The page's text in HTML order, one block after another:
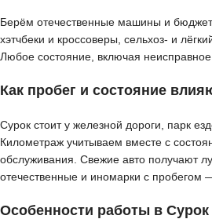
Берём отечественные машины и
хэтчбеки и кроссоверы, сельхоз- и
Любое состояние, включая неисправное.
Как пробег и состояние
Сурок стоит у железной дороги, парк
Километраж учитываем вместе с
обслуживания. Свежие авто получают
отечественные и иномарки с пробегом
Особенности работы в Сурок